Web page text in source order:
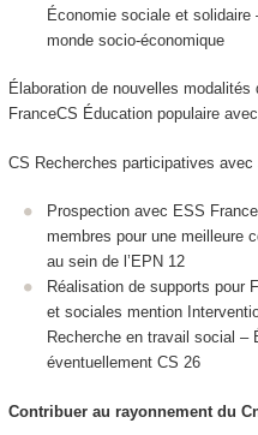
Économie sociale et
monde socio-économique
Élaboration de nouvelles
FranceCS Éducation populaire
CS Recherches participatives
Prospection avec ESS
membres pour une meilleure
au sein de l’EPN 12
Réalisation de supports pour
et sociales mention
Recherche en travail social –
éventuellement CS 26
Contribuer au rayonnement du